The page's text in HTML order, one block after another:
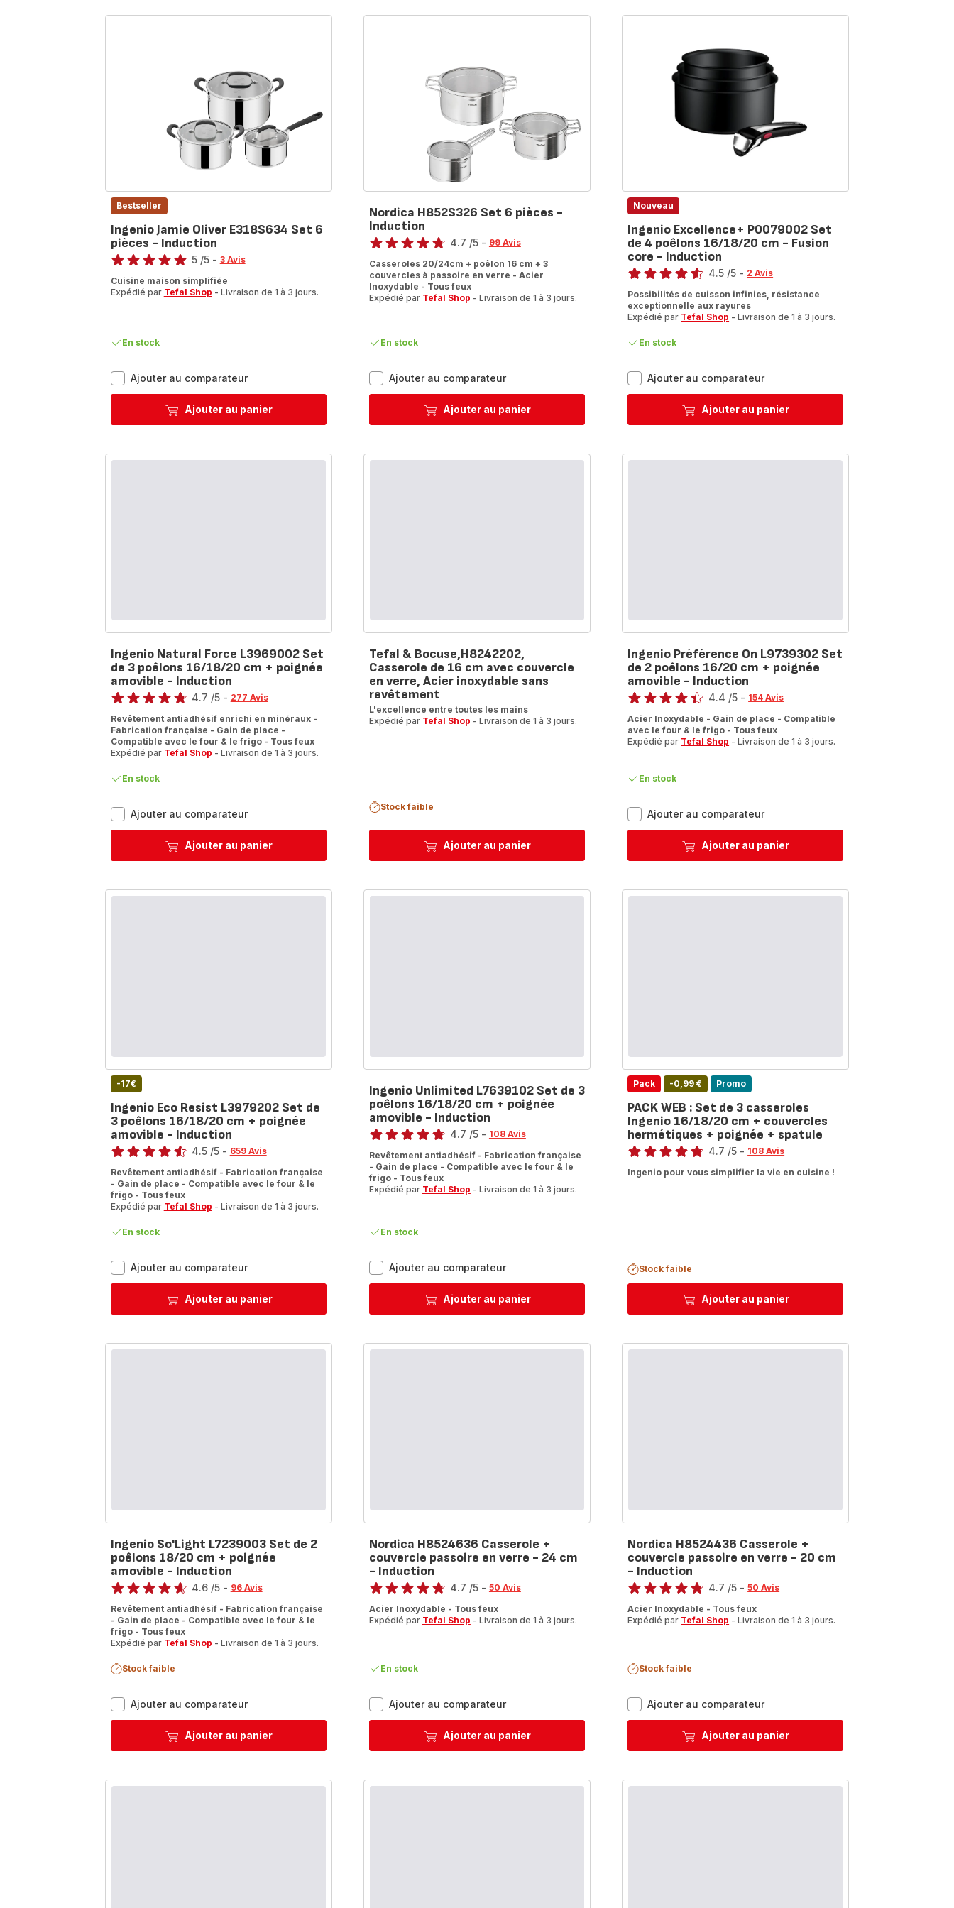
Ajouter au comparateurIngenio
Jamie
Oliver
pièces
Ajouter au panier
Bestseller
Ingenio Jamie Oliver E318S634 Set 6
pièces - Induction
Note
5
étoiles
5 /5 - 3 Avis
Cuisine maison simplifiée
Expédié par Tefal Shop - Livraison de 1 à 3 jours.
En stock
Ajouter au comparateurNordica
H852S326
Set
Induction
Ajouter au panier
Nordica H852S326 Set 6 pièces -
Induction
Note
4.7 /5 - 99 Avis
Casseroles 20/24cm + poêlon 16 cm + 3
couvercles à passoire en verre - Acier
Inoxydable - Tous feux
Expédié par Tefal Shop - Livraison de 1 à 3 jours.
En stock
Ajouter au comparateurIngenio
Excellence+
P0079002
poêlons
Ajouter au panier
Nouveau
Ingenio Excellence+ P0079002 Set
de 4 poêlons 16/18/20 cm - Fusion
core - Induction
Note
4.5 /5 - 2 Avis
Possibilités de cuisson infinies, résistance
exceptionnelle aux rayures
Expédié par Tefal Shop - Livraison de 1 à 3 jours.
En stock
Ajouter au comparateurIngenio
Natural
Force
3
Ajouter au panier
Ingenio Natural Force L3969002 Set
de 3 poêlons 16/18/20 cm + poignée
amovible - Induction
Note
4.7 /5 - 277 Avis
Revêtement antiadhésif enrichi en minéraux -
Fabrication française - Gain de place -
Compatible avec le four & le frigo - Tous feux
Expédié par Tefal Shop - Livraison de 1 à 3 jours.
En stock
Ajouter au panier
Tefal & Bocuse,H8242202,
Casserole de 16 cm avec couvercle
en verre, Acier inoxydable sans
revêtement
L'excellence entre toutes les mains
Expédié par Tefal Shop - Livraison de 1 à 3 jours.
Stock faible
Ajouter au comparateurIngenio
Préférence
On
2
Ajouter au panier
Ingenio Préférence On L9739302 Set
de 2 poêlons 16/20 cm + poignée
amovible - Induction
Note
4.4 /5 - 154 Avis
Acier Inoxydable - Gain de place - Compatible
avec le four & le frigo - Tous feux
Expédié par Tefal Shop - Livraison de 1 à 3 jours.
En stock
Ajouter au comparateurIngenio
Eco
Resist
3
Ajouter au panier
-17€
Ingenio Eco Resist L3979202 Set de
3 poêlons 16/18/20 cm + poignée
amovible - Induction
Note
4.5 /5 - 659 Avis
Revêtement antiadhésif - Fabrication française
- Gain de place - Compatible avec le four & le
frigo - Tous feux
Expédié par Tefal Shop - Livraison de 1 à 3 jours.
En stock
Ajouter au comparateurIngenio
Unlimited
L7639102
poêlons
Ajouter au panier
Ingenio Unlimited L7639102 Set de 3
poêlons 16/18/20 cm + poignée
amovible - Induction
Note
4.7 /5 - 108 Avis
Revêtement antiadhésif - Fabrication française
- Gain de place - Compatible avec le four & le
frigo - Tous feux
Expédié par Tefal Shop - Livraison de 1 à 3 jours.
En stock
Ajouter au panier
Pack -0,99 € Promo
PACK WEB : Set de 3 casseroles
Ingenio 16/18/20 cm + couvercles
hermétiques + poignée + spatule
Note
4.7 /5 - 108 Avis
Ingenio pour vous simplifier la vie en cuisine !
Stock faible
Ajouter au comparateurIngenio
So'Light
L7239003
poêlons
Ajouter au panier
Ingenio So'Light L7239003 Set de 2
poêlons 18/20 cm + poignée
amovible - Induction
Note
4.6 /5 - 96 Avis
Revêtement antiadhésif - Fabrication française
- Gain de place - Compatible avec le four & le
frigo - Tous feux
Expédié par Tefal Shop - Livraison de 1 à 3 jours.
Stock faible
Ajouter au comparateurNordica
H8524636
Casserole
en
Ajouter au panier
Nordica H8524636 Casserole +
couvercle passoire en verre - 24 cm
- Induction
Note
4.7 /5 - 50 Avis
Acier Inoxydable - Tous feux
Expédié par Tefal Shop - Livraison de 1 à 3 jours.
En stock
Ajouter au comparateurNordica
H8524436
Casserole
en
Ajouter au panier
Nordica H8524436 Casserole +
couvercle passoire en verre - 20 cm
- Induction
Note
4.7 /5 - 50 Avis
Acier Inoxydable - Tous feux
Expédié par Tefal Shop - Livraison de 1 à 3 jours.
Stock faible